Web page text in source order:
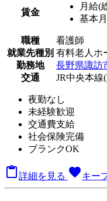
賃金
月給(
基本
職種
看護師
就業先種別 有料老人ホ
勤務地
長野県諏訪
交通
JR中央本線
夜勤なし
未経験歓迎
交通費支給
社会保険完備
ブランクOK
詳細を見る favoriteキー